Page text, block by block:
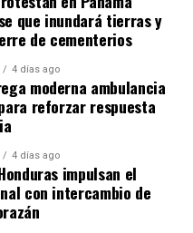
general de Ingresos,
el sistema tributario
de exonerados
incentivos
su impacto
inequidades en la
tributaria
y de recursos que
que inundará tierras y
de cementerios
4 días ago
moderna ambulancia
reforzar respuesta
4 días ago
impulsan el
con intercambio de